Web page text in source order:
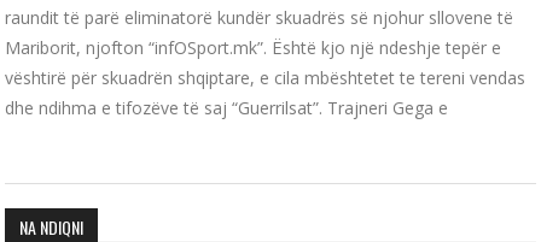
raundit të parë eliminatorë kundër skuadrës së njohur sllovene të
Mariborit, njofton “infOSport.mk”. Është kjo një ndeshje tepër e
vështirë për skuadrën shqiptare, e cila mbështetet te tereni vendas
dhe ndihma e tifozëve të saj “Guerrilsat”. Trajneri Gega e
NA NDIQNI